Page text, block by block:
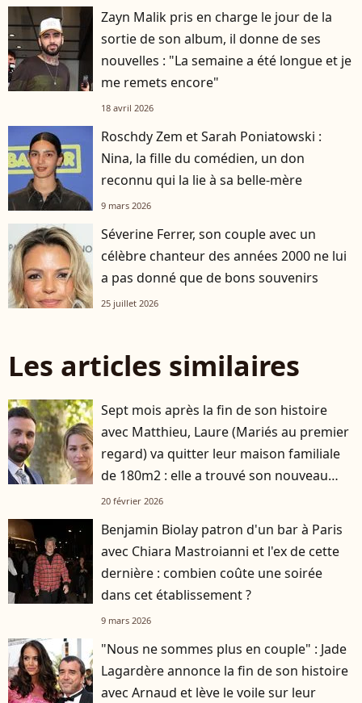
Zayn Malik pris en charge le jour de la
sortie de son album, il donne de ses
nouvelles : "La semaine a été longue et je
me remets encore"
18 avril 2026
Roschdy Zem et Sarah Poniatowski :
Nina, la fille du comédien, un don
reconnu qui la lie à sa belle-mère
9 mars 2026
Séverine Ferrer, son couple avec un
célèbre chanteur des années 2000 ne lui
a pas donné que de bons souvenirs
25 juillet 2026
Les articles similaires
Sept mois après la fin de son histoire
avec Matthieu, Laure (Mariés au premier
regard) va quitter leur maison familiale
de 180m2 : elle a trouvé son nouveau
logement
20 février 2026
Benjamin Biolay patron d'un bar à Paris
avec Chiara Mastroianni et l'ex de cette
dernière : combien coûte une soirée
dans cet établissement ?
9 mars 2026
"Nous ne sommes plus en couple" : Jade
Lagardère annonce la fin de son histoire
avec Arnaud et lève le voile sur leur